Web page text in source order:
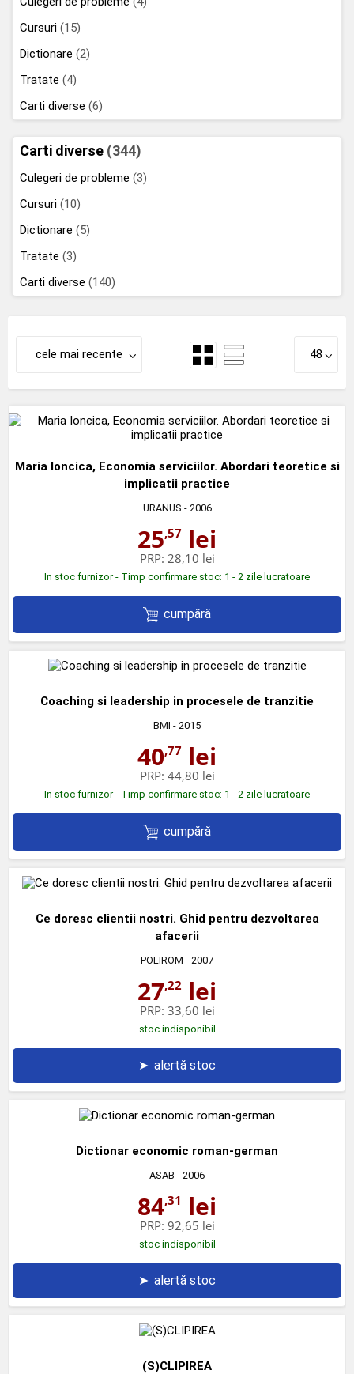
Cursuri (15)
Dictionare (2)
Tratate (4)
Carti diverse (6)
Carti diverse (344)
Culegeri de probleme (3)
Cursuri (10)
Dictionare (5)
Tratate (3)
Carti diverse (140)
cele mai recente 48
Maria Ioncica, Economia serviciilor. Abordari teoretice si
implicatii practice
URANUS - 2006
25,57 lei
PRP: 28,10 lei
In stoc furnizor - Timp confirmare stoc: 1 - 2 zile lucratoare
cumpără
Coaching si leadership in procesele de tranzitie
BMI - 2015
40,77 lei
PRP: 44,80 lei
In stoc furnizor - Timp confirmare stoc: 1 - 2 zile lucratoare
cumpără
Ce doresc clientii nostri. Ghid pentru dezvoltarea
afacerii
POLIROM - 2007
27,22 lei
PRP: 33,60 lei
stoc indisponibil
➤ alertă stoc
Dictionar economic roman-german
ASAB - 2006
84,31 lei
PRP: 92,65 lei
stoc indisponibil
➤ alertă stoc
(S)CLIPIREA